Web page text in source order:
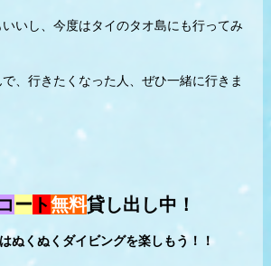
いし、今度はタイのタオ島にも行ってみ
、行きたくなった人、ぜひ一緒に行きま
コー ト無料貸し出し中！
ぬくぬくダイビングを楽しもう！！